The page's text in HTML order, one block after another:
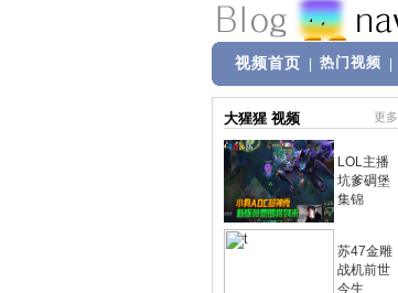
视频首页 热门视频
大猩猩 视频 更多
LOL主播
坑爹碉堡
集锦
苏47金雕
战机前世
今生